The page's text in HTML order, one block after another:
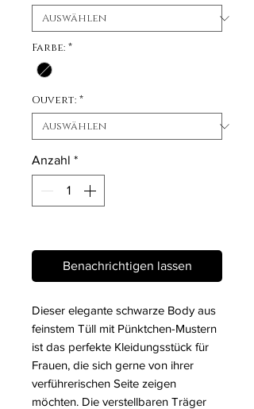
Farbe: *
Ouvert: *
Anzahl *
Benachrichtigen lassen
Dieser elegante schwarze Body aus
feinstem Tüll mit Pünktchen-Mustern
ist das perfekte Kleidungsstück für
Frauen, die sich gerne von ihrer
verführerischen Seite zeigen
möchten. Die verstellbaren Träger